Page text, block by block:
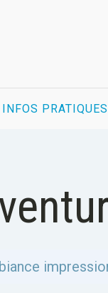
INFOS PRATIQUES